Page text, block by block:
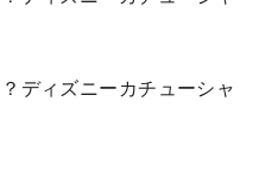
ディズニーカチューシャ